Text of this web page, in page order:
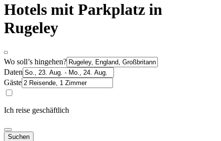
Hotels mit Parkplatz in
Rugeley
Wo soll’s hingehen?
Daten
Gäste
Ich reise geschäftlich
Suchen